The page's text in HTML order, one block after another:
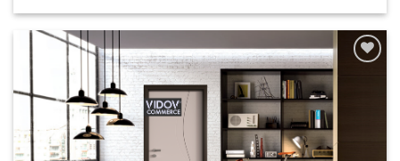
Добавяне
списъка с
харесани